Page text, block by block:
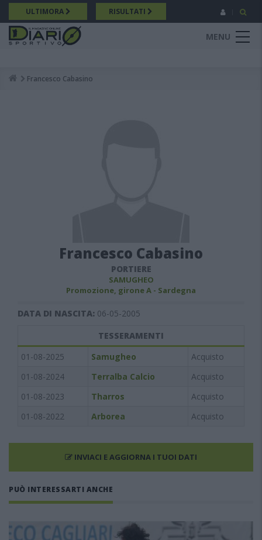
Salta
al
contenuto
principale
ULTIMORA RISULTATI
MENU
Breadcrumb
Francesco Cabasino
Francesco Cabasino
PORTIERE
SAMUGHEO
Promozione, girone A - Sardegna
DATA DI NASCITA: 06-05-2005
TESSERAMENTI
01-08-2025
Samugheo
Acquisto
01-08-2024
Terralba Calcio
Acquisto
01-08-2023
Tharros
Acquisto
01-08-2022
Arborea Acquisto
INVIACI E AGGIORNA I TUOI DATI
PUÒ INTERESSARTI ANCHE